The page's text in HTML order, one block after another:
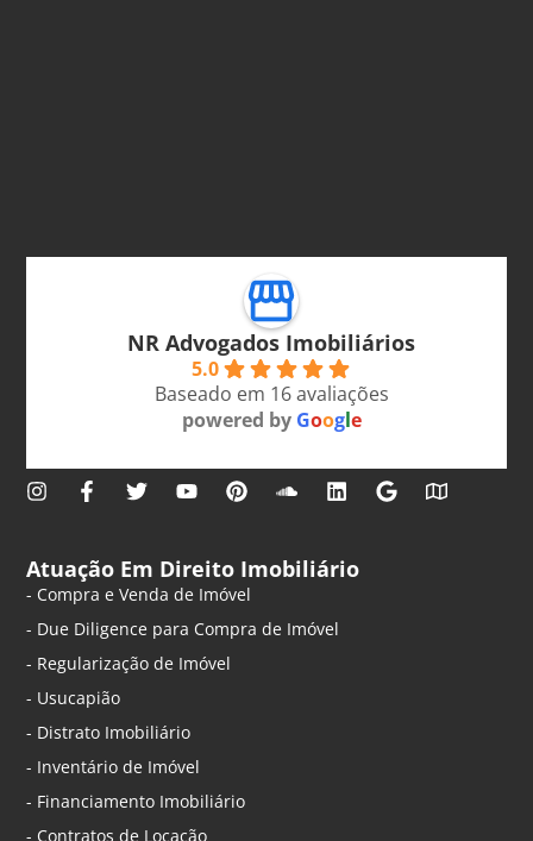
NR Advogados Imobiliários
5.0
Baseado em 16 avaliações
powered by Google
Atuação Em Direito Imobiliário
- Compra e Venda de Imóvel
- Due Diligence para Compra de Imóvel
- Regularização de Imóvel
- Usucapião
- Distrato Imobiliário
- Inventário de Imóvel
- Financiamento Imobiliário
- Contratos de Locação